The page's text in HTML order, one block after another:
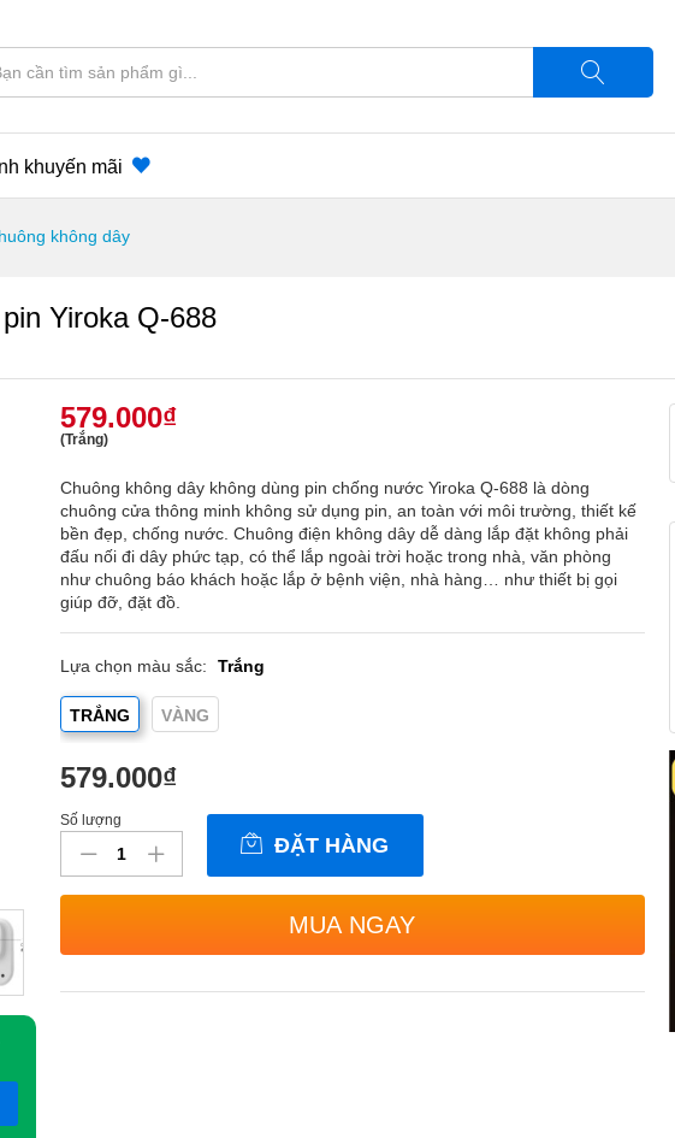
khuyến mãi
không dây
Yiroka Q-688
579.000₫
(Trắng)
Chuông không dây không dùng pin chống nước Yiroka Q-688 là dòng
chuông cửa thông minh không sử dụng pin, an toàn với môi trường, thiết kế
bền đẹp, chống nước. Chuông điện không dây dễ dàng lắp đặt không phải
đấu nối đi dây phức tạp, có thể lắp ngoài trời hoặc trong nhà, văn phòng
như chuông báo khách hoặc lắp ở bệnh viện, nhà hàng… như thiết bị gọi
giúp đỡ, đặt đồ.
Lựa chọn màu sắc: Trắng
TRẮNG VÀNG
579.000₫
Chuông
cửa
không
dùng
Số lượng
ĐẶT HÀNG
MUA NGAY